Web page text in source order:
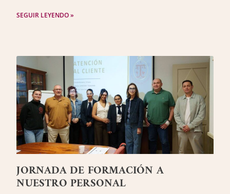
SEGUIR LEYENDO »
JORNADA DE FORMACIÓN A
NUESTRO PERSONAL